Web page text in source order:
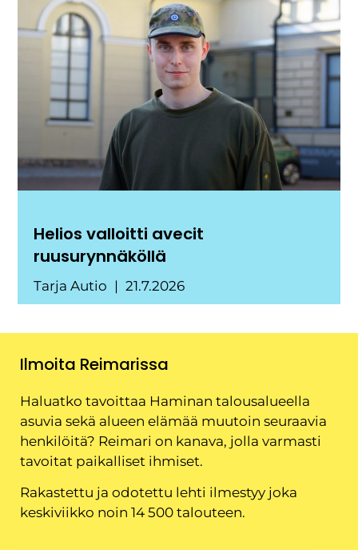
Helios valloitti avecit
ruusurynnäköllä
Tarja Autio 21.7.2026
Ilmoita Reimarissa
Haluatko tavoittaa Haminan talousalueella
asuvia sekä alueen elämää muutoin seuraavia
henkilöitä? Reimari on kanava, jolla varmasti
tavoitat paikalliset ihmiset.
Rakastettu ja odotettu lehti ilmestyy joka
keskiviikko noin 14 500 talouteen.